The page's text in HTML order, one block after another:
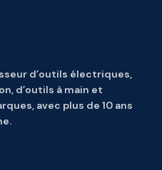
d’outils électriques,
d’outils à main et
avec plus de 10 ans